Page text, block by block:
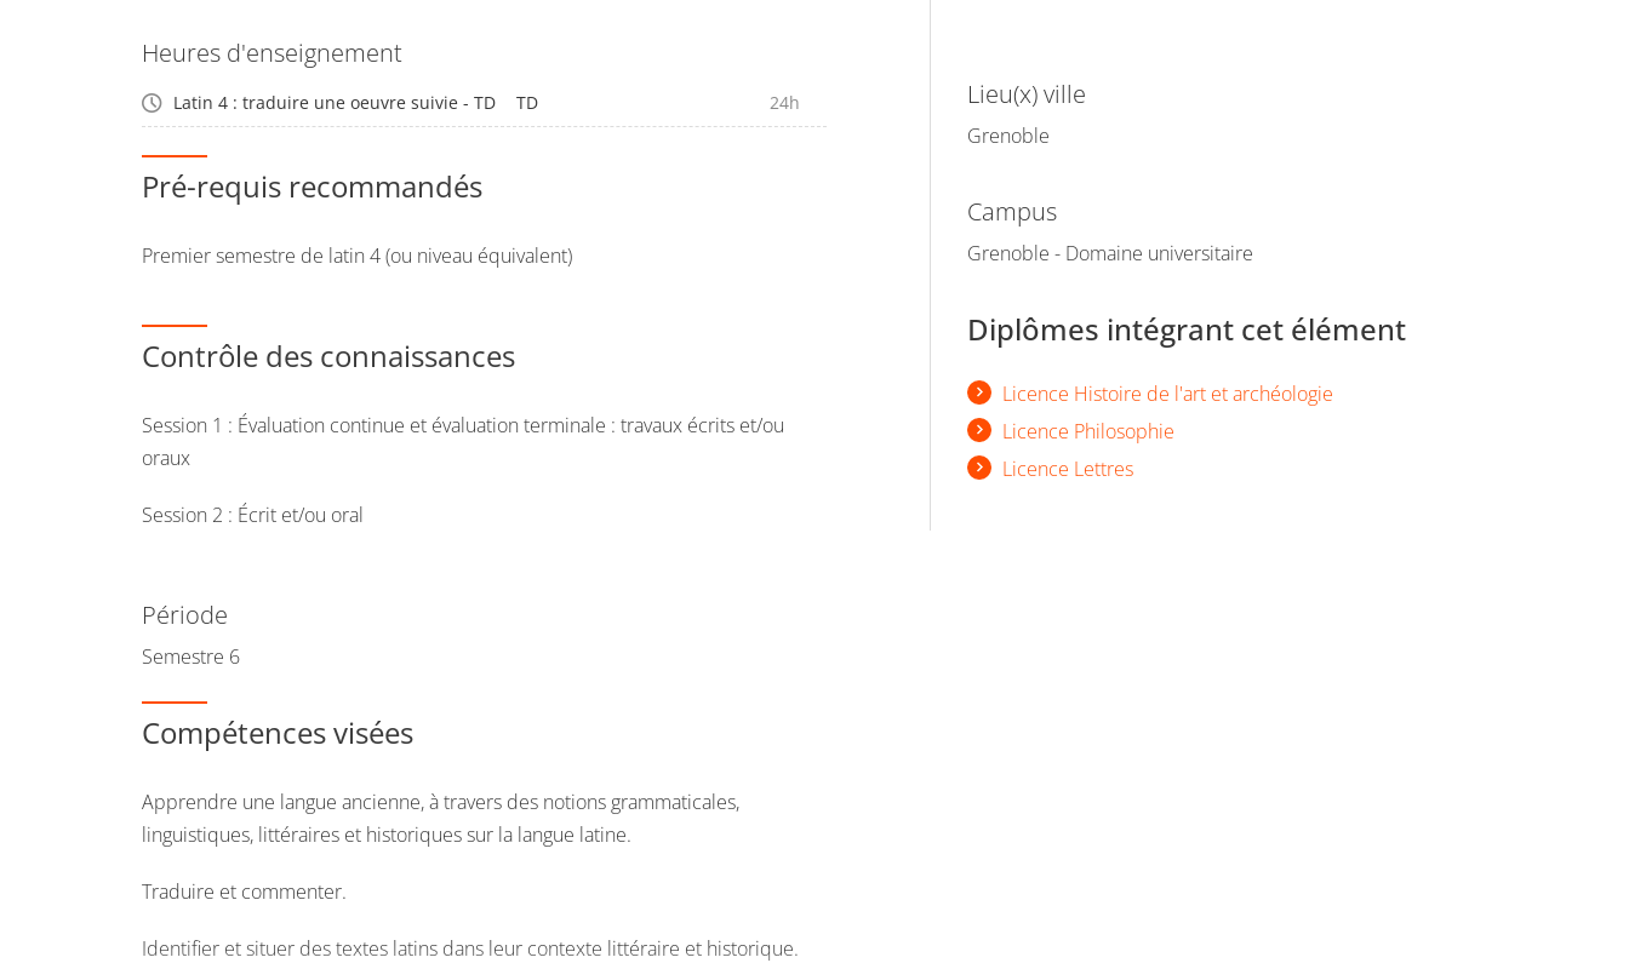
Heures d'enseignement
Latin 4 : traduire une oeuvre suivie - TD TD 24h
Pré-requis recommandés
Premier semestre de latin 4 (ou niveau équivalent)
Contrôle des connaissances
Session 1 : Évaluation continue et évaluation terminale : travaux écrits et/ou
oraux
Session 2 : Écrit et/ou oral
Période
Semestre 6
Compétences visées
Apprendre une langue ancienne, à travers des notions grammaticales,
linguistiques, littéraires et historiques sur la langue latine.
Traduire et commenter.
Identifier et situer des textes latins dans leur contexte littéraire et historique.
Lieu(x) ville
Grenoble
Campus
Grenoble - Domaine universitaire
Diplômes intégrant cet élément
Licence Histoire de l'art et archéologie
Licence Philosophie
Licence Lettres